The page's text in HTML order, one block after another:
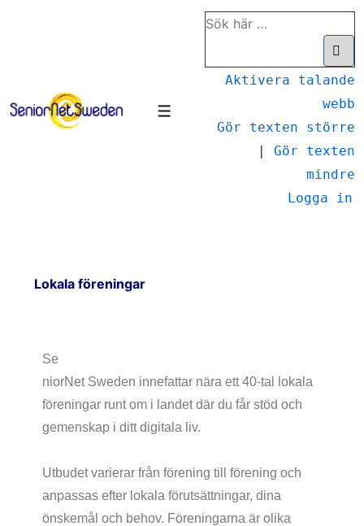
Aktivera talande
webb
Gör texten större
| Gör texten
mindre
Logga in
Lokala föreningar
Se
niorNet Sweden innefattar nära ett 40-tal lokala
föreningar runt om i landet där du får stöd och
gemenskap i ditt digitala liv.
Utbudet varierar från förening till förening och
anpassas efter lokala förutsättningar, dina
önskemål och behov. Föreningarna är olika